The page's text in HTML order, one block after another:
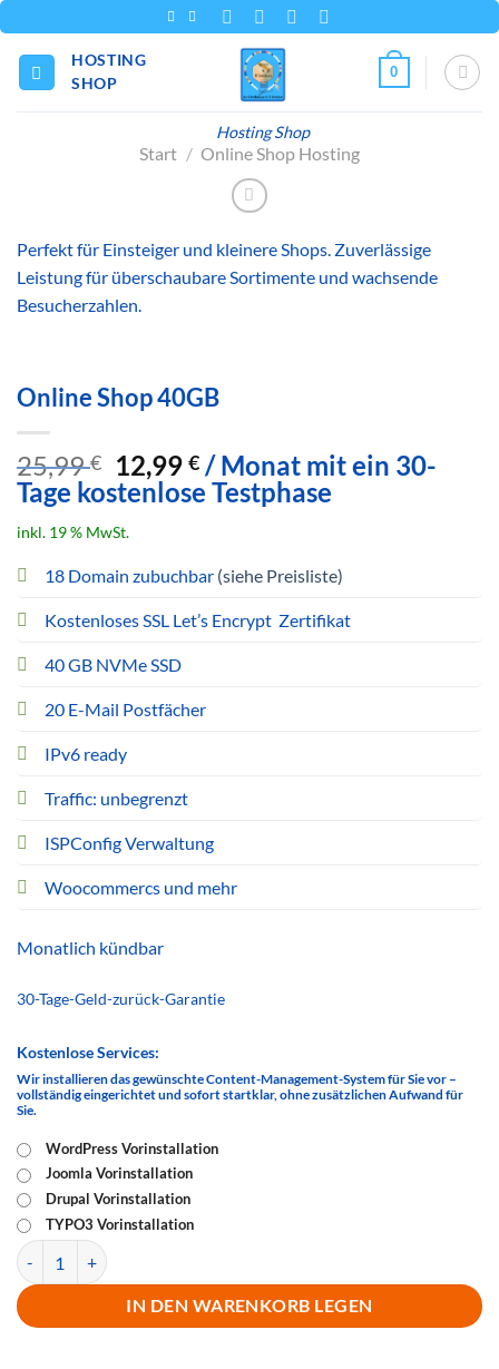
Inhalt
springen
Hosting Shop
HOSTING
SHOP
0
Start / Online Shop Hosting
Perfekt für Einsteiger und kleinere Shops. Zuverlässige
Leistung für überschaubare Sortimente und wachsende
Besucherzahlen.
Online Shop 40GB
25,99€
Ursprünglicher
Preis
25,99 €
12,99€Aktueller
Preis
/ Monat mit ein 30-
Tage kostenlose Testphase
inkl. 19 % MwSt.
18 Domain zubuchbar (siehe Preisliste)
Kostenloses SSL Let’s Encrypt Zertifikat
40 GB NVMe SSD
20 E-Mail Postfächer
IPv6 ready
Traffic: unbegrenzt
ISPConfig Verwaltung
Woocommercs und mehr
Monatlich kündbar
30-Tage-Geld-zurück-Garantie
Kostenlose Services:
Wir installieren das gewünschte Content-Management-System für Sie vor –
vollständig eingerichtet und sofort startklar, ohne zusätzlichen Aufwand für
Sie.
WordPress Vorinstallation
Joomla Vorinstallation
Drupal Vorinstallation
TYPO3 Vorinstallation
Online Shop 40GB Menge
IN DEN WARENKORB LEGEN